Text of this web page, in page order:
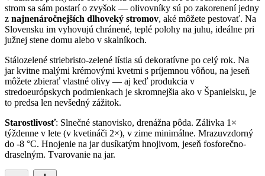
strom sa sám postarí o zvyšok — olivovníky sú po zakorenení jedny
z najnenáročnejších dlhoveký stromov, aké môžete pestovať. Na
Slovensku im vyhovujú chránené, teplé polohy na juhu, ideálne pri
južnej stene domu alebo v skalníkoch.
Stálozelené striebristo-zelené lístia sú dekoratívne po celý rok. Na
jar kvitne malými krémovými kvetmi s príjemnou vôňou, na jeseň
môžete zbierať vlastné olivy — aj keď produkcia v
stredoeurópskych podmienkach je skromnejšia ako v Španielsku, je
to predsa len nevšedný zážitok.
Starostlivosť: Slnečné stanovisko, drenážna pôda. Zálivka 1×
týždenne v lete (v kvetináči 2×), v zime minimálne. Mrazuvzdorný
do -8 °C. Hnojenie na jar dusíkatým hnojivom, jeseň fosforečno-
draselným. Tvarovanie na jar.